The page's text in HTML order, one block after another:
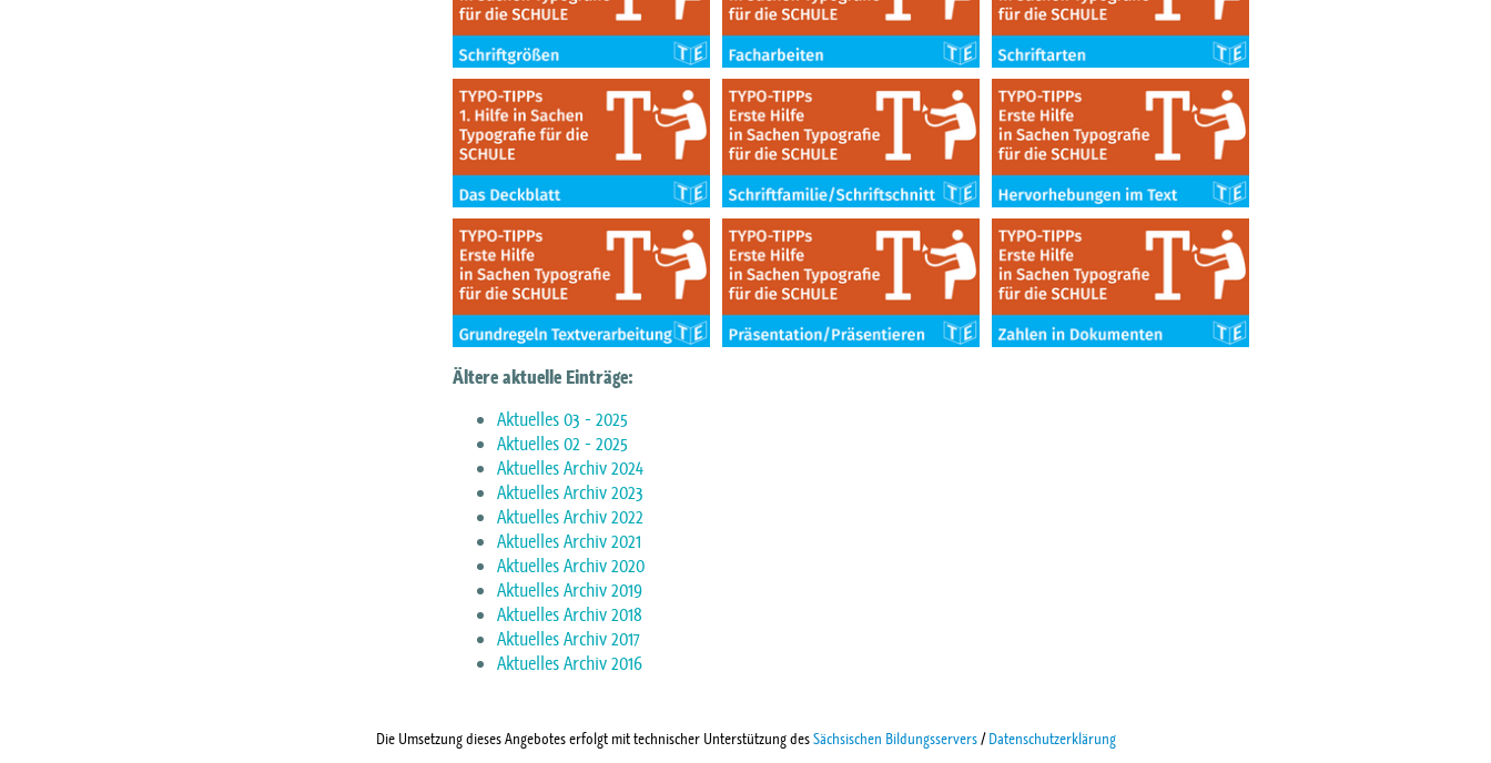
Ältere aktuelle Einträge:
Aktuelles 03 - 2025
Aktuelles 02 - 2025
Aktuelles Archiv 2024
Aktuelles Archiv 2023
Aktuelles Archiv 2022
Aktuelles Archiv 2021
Aktuelles Archiv 2020
Aktuelles Archiv 2019
Aktuelles Archiv 2018
Aktuelles Archiv 2017
Aktuelles Archiv 2016
Die Umsetzung dieses Angebotes erfolgt mit technischer Unterstützung desSächsischen Bildungsservers/Datenschutzerklärung